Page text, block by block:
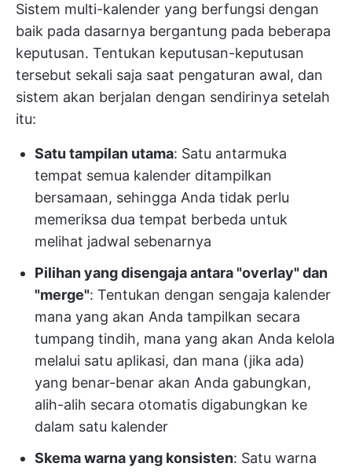
Sistem multi-kalender yang berfungsi dengan
baik pada dasarnya bergantung pada beberapa
keputusan. Tentukan keputusan-keputusan
tersebut sekali saja saat pengaturan awal, dan
sistem akan berjalan dengan sendirinya setelah
itu:
Satu tampilan utama: Satu antarmuka
tempat semua kalender ditampilkan
bersamaan, sehingga Anda tidak perlu
memeriksa dua tempat berbeda untuk
melihat jadwal sebenarnya
Pilihan yang disengaja antara "overlay" dan
"merge": Tentukan dengan sengaja kalender
mana yang akan Anda tampilkan secara
tumpang tindih, mana yang akan Anda kelola
melalui satu aplikasi, dan mana (jika ada)
yang benar-benar akan Anda gabungkan,
alih-alih secara otomatis digabungkan ke
dalam satu kalender
Skema warna yang konsisten: Satu warna